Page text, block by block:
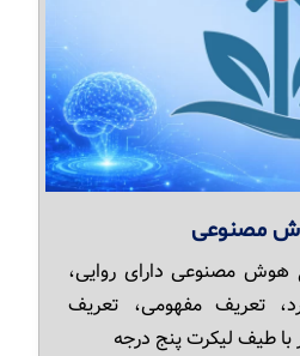
مصنوعی
هوش مصنوعی دارای روایی،
تعریف مفهومی، تعریف
طیف لیکرت پنج درجه